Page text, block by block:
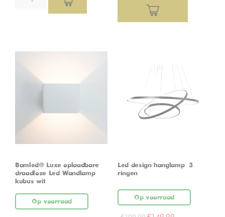
Bamled® Luxe oplaadbare
draadloze Led Wandlamp
kubus wit
Op voorraad
Led design hanglamp – 3
ringen
Op voorraad